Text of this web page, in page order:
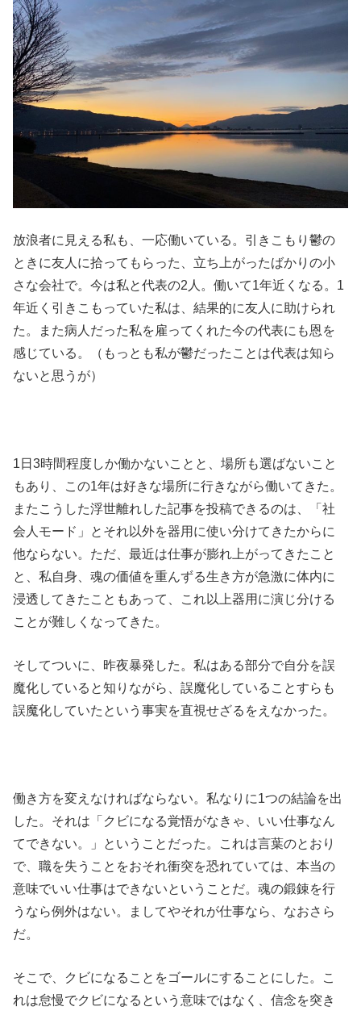
放浪者に見える私も、一応働いている。引きこもり鬱の
ときに友人に拾ってもらった、立ち上がったばかりの小
さな会社で。今は私と代表の2人。働いて1年近くなる。1
年近く引きこもっていた私は、結果的に友人に助けられ
た。また病人だった私を雇ってくれた今の代表にも恩を
感じている。（もっとも私が鬱だったことは代表は知ら
ないと思うが）
1日3時間程度しか働かないことと、場所も選ばないこと
もあり、この1年は好きな場所に行きながら働いてきた。
またこうした浮世離れした記事を投稿できるのは、「社
会人モード」とそれ以外を器用に使い分けてきたからに
他ならない。ただ、最近は仕事が膨れ上がってきたこと
と、私自身、魂の価値を重んずる生き方が急激に体内に
浸透してきたこともあって、これ以上器用に演じ分ける
ことが難しくなってきた。
そしてついに、昨夜暴発した。私はある部分で自分を誤
魔化していると知りながら、誤魔化していることすらも
誤魔化していたという事実を直視せざるをえなかった。
働き方を変えなければならない。私なりに1つの結論を出
した。それは「クビになる覚悟がなきゃ、いい仕事なん
てできない。」ということだった。これは言葉のとおり
で、職を失うことをおそれ衝突を恐れていては、本当の
意味でいい仕事はできないということだ。魂の鍛錬を行
うなら例外はない。ましてやそれが仕事なら、なおさら
だ。
そこで、クビになることをゴールにすることにした。こ
れは怠慢でクビになるという意味ではなく、信念を突き